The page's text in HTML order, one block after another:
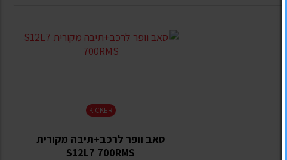
KICKER
סאב וופר לרכב+תיבה מקורית
S12L7 700RMS